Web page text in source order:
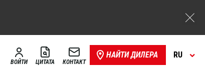
ВОЙТИ ЦИТАТА КОНТАКТ
НАЙТИ ДИЛЕРА RU